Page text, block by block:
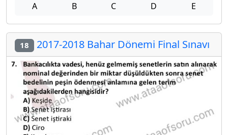
A B C D E
18 2017-2018 Bahar Dönemi Final Sınavı